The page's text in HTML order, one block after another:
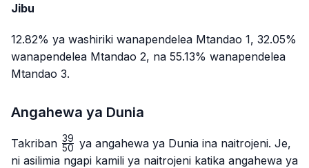
Jibu
12.82% ya washiriki wanapendelea Mtandao 1, 32.05%
wanapendelea Mtandao 2, na 55.13% wanapendelea
Mtandao 3.
Angahewa ya Dunia
Takriban \frac{39}
{50}
50
39 ya angahewa ya Dunia ina naitrojeni. Je,
ni asilimia ngapi kamili ya naitrojeni katika angahewa ya